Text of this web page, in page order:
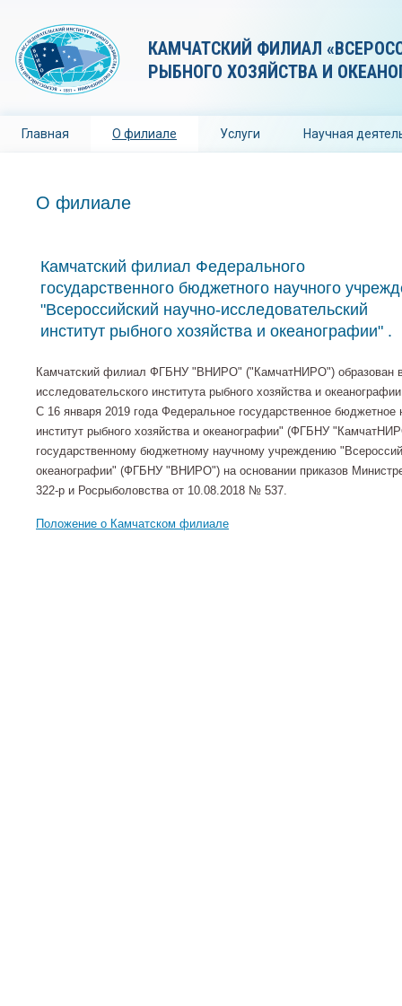
КАМЧАТСКИЙ ФИЛИАЛ
РЫБНОГО ХОЗЯЙСТВА И
Главная О филиале Услуги Научная
О филиале
Камчатский филиал Федерального
государственного бюджетного научного
"Всероссийский научно-исследовательский
институт рыбного хозяйства и океанографии" .
Камчатский филиал ФГБНУ "ВНИРО" ("КамчатНИРО") образован в
исследовательского института рыбного хозяйства и
С 16 января 2019 года Федеральное государственное
институт рыбного хозяйства и океанографии" (ФГБНУ
государственному бюджетному научному учреждению
океанографии" (ФГБНУ "ВНИРО") на основании приказов
322-р и Росрыболовства от 10.08.2018 № 537.
Положение о Камчатском филиале